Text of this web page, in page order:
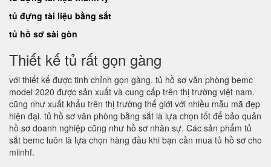
tủ đựng tài liệu bằng sắt
tủ hồ sơ sài gòn
Thiết kế tủ rất gọn gàng
với thiết kế được tinh chỉnh gọn gàng. tủ hồ sơ văn phòng bemc
model 2020 được sản xuất và cung cấp trên thị trường việt nam.
cũng như xuất khẩu trên thị trường thế giới với nhiều mẫu mã đẹp
hiện đại. tủ hồ sơ văn phòng bằng sắt là lựa chọn tốt để bảo quản
hồ sơ doanh nghiệp cũng như hồ sơ nhân sự. Các sản phẩm tủ
sắt bemc luôn là lựa chọn hàng đầu khi bạn cần mua tủ hồ sơ cho
miinhf.